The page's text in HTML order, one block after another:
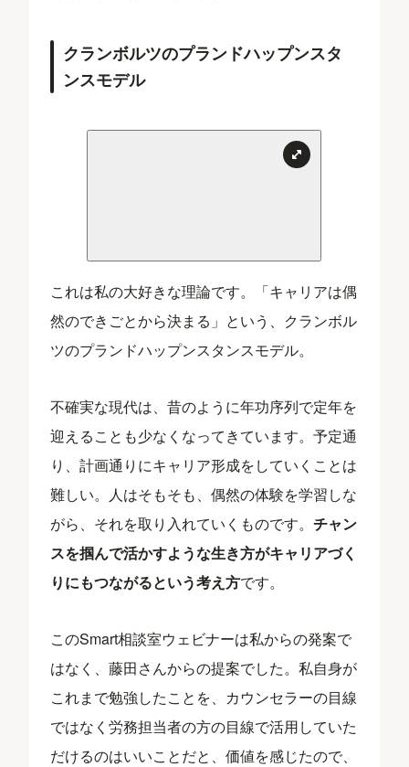
クランボルツのプランドハップンスタ
ンスモデル
これは私の大好きな理論です。「キャリアは偶
然のできごとから決まる」という、クランボル
ツのプランドハップンスタンスモデル。
不確実な現代は、昔のように年功序列で定年を
迎えることも少なくなってきています。予定通
り、計画通りにキャリア形成をしていくことは
難しい。人はそもそも、偶然の体験を学習しな
がら、それを取り入れていくものです。チャン
スを掴んで活かすような生き方がキャリアづく
りにもつながるという考え方です。
このSmart相談室ウェビナーは私からの発案で
はなく、藤田さんからの提案でした。私自身が
これまで勉強したことを、カウンセラーの目線
ではなく労務担当者の方の目線で活用していた
だけるのはいいことだと、価値を感じたので、